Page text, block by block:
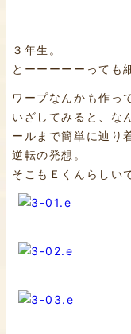
３年生。
とーーーーーっても
ワープなんかも作っ
いざしてみると、な
ールまで簡単に辿り
逆転の発想。
そこもＥくんらしい